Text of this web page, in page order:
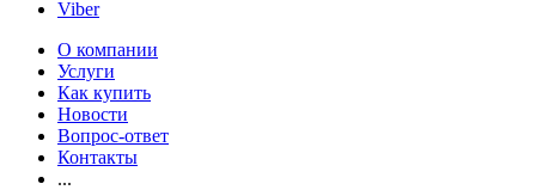
Viber
О компании
Услуги
Как купить
Новости
Вопрос-ответ
Контакты
...